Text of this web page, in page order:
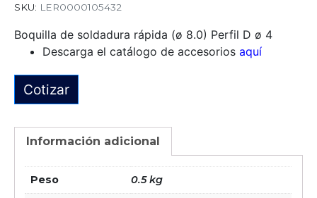
SKU: LER0000105432
Boquilla de soldadura rápida (ø 8.0) Perfil D ø 4
Descarga el catálogo de accesorios aquí
Cotizar
Información adicional
Peso 0.5 kg